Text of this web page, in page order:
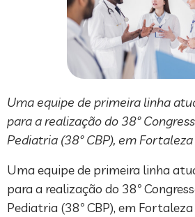
Uma equipe de primeira linha
para a realização do 38º
Pediatria (38º CBP), em Fortaleza
Uma equipe de primeira linha
para a realização do 38º
Pediatria (38º CBP), em Fortaleza